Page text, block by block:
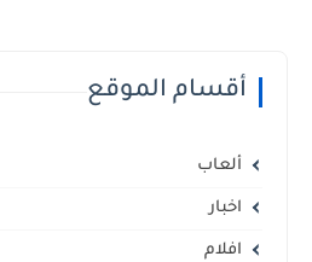
أقسام الموقع
ألعاب
اخبار
افلام